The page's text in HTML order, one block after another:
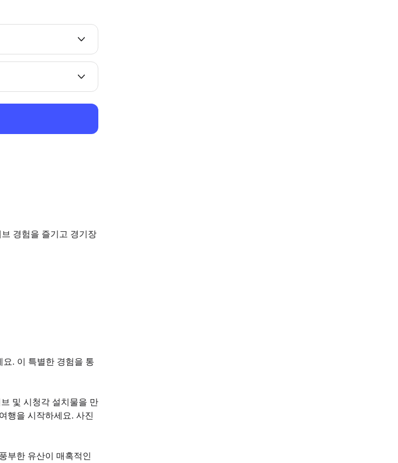
경험을 즐기고 경기장
. 이 특별한 경험을 통
및 시청각 설치물을 만
행을 시작하세요. 사진
부한 유산이 매혹적인